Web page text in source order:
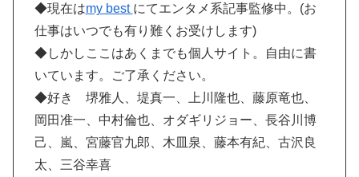
◆現在はmy best にてエンタメ系記事監修中。(お
仕事はいつでも有り難くお受けします)
◆しかしここはあくまでも個人サイト。自由に書
いています。ご了承ください。
◆好き 堺雅人、堤真一、上川隆也、藤原竜也、
岡田准一、中村倫也、オダギリジョー、長谷川博
己、嵐、宮藤官九郎、木皿泉、藤本有紀、古沢良
太、三谷幸喜